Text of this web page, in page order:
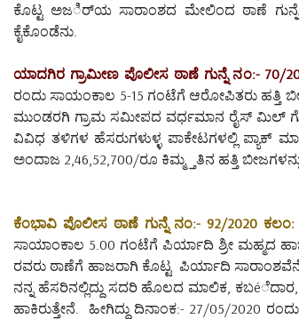
ಕೊಟ್ಟ ಅಜರ್ಿಯ ಸಾರಾಂಶದ ಮೇಲಿಂದ ಠಾಣೆ ಗುನ್ನೆ
ಕೈಕೊಂಡೆನು.
ಯಾದಗಿರ ಗ್ರಾಮೀಣ ಪೊಲೀಸ ಠಾಣೆ ಗುನ್ನೆ ನಂ:- 70/
ರಂದು ಸಾಯಂಕಾಲ 5-15 ಗಂಟೆಗೆ ಆರೋಪಿತರು ಹತ್ತಿ
ಮುಂಡರಗಿ ಗ್ರಾಮ ಸಮೀಪದ ವರ್ಧಮಾನ ರೈಸ್ ಮಿಲ್
ವಿವಿಧ ತಳಿಗಳ ಹೆಸರುಗಳುಳ್ಳ ಪಾಕೇಟಗಳಲ್ಲಿ
ಅಂದಾಜ 2,46,52,700/ರೂ ಕಿಮ್ಮ್ತತಿನ ಹತ್ತಿ
ಕೆಂಭಾವಿ ಪೊಲೀಸ ಠಾಣೆ ಗುನ್ನೆ ನಂ:- 92/2020 ಕಲಂ:
ಸಾಯಾಂಕಾಲ 5.00 ಗಂಟೆಗೆ ಪಿರ್ಯಾದಿ ಶ್ರೀ ಮಹ್ಮದ
ರವರು ಠಾಣೆಗೆ ಹಾಜರಾಗಿ ಕೊಟ್ಟ ಪಿರ್ಯಾದಿ
ನನ್ನ ಹೆಸರಿನಲ್ಲಿದ್ದು ಸದರಿ ಹೊಲದ ಮಾಲಿಕ, ಕಬéೆದಾರ,
ಹಾಕಿರುತ್ತೇನೆ. ಹೀಗಿದ್ದು ದಿನಾಂಕ:- 27/05/2020